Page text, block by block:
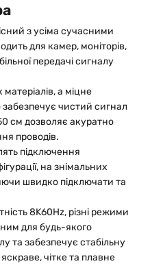
з усіма сучасними
для камер, моніторів,
передачі сигналу
а міцне
чистий сигнал
см дозволяє акуратно
проводів.
підключення
на знімальних
швидко підключати та
8K60Hz, різні режими
для будь-якого
та забезпечує стабільну
чітке та плавне